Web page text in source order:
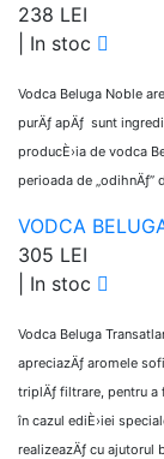
238 LEI
In stoc
Vodca Beluga Noble
purÄƒ apÄƒ sunt
producÈ›ia de vodca
perioada de
VODCA
305 LEI
In stoc
Vodca Beluga
apreciazÄƒ aromele
triplÄƒ filtrare, pentru a
în cazul ediÈ›iei
realizeazÄƒ cu ajutorul